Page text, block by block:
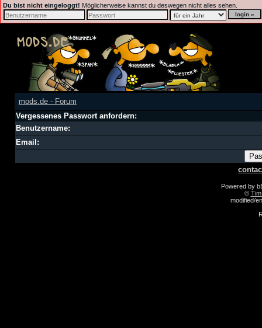
Du bist nicht eingeloggt! Möglicherweise kannst du deswegen nicht alles sehen.
mods.de - Forum
Vergessenes Passwort anfordern:
Benutzername:
Email:
Powered by
©
modified/